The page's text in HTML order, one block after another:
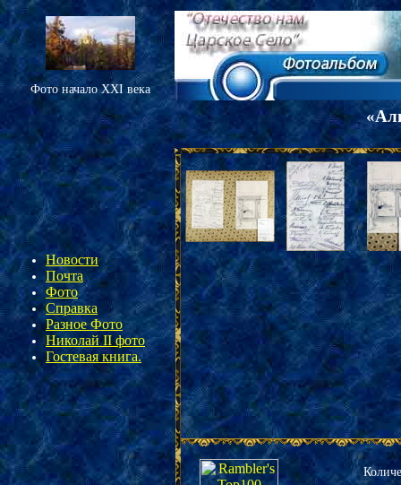
Фото начало XXI века
«
К
Новости
Почта
Фото
Справка
Разное Фото
Николай II фото
Гостевая книга.